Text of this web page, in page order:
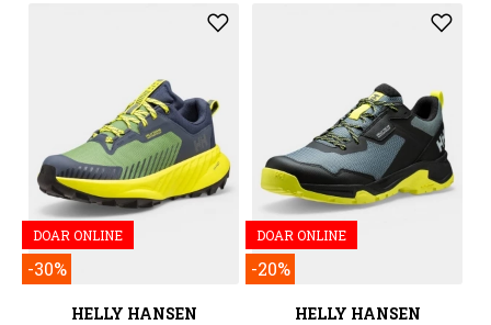
DOAR ONLINE
-30%
HELLY HANSEN
DOAR ONLINE
-20%
HELLY HANSEN